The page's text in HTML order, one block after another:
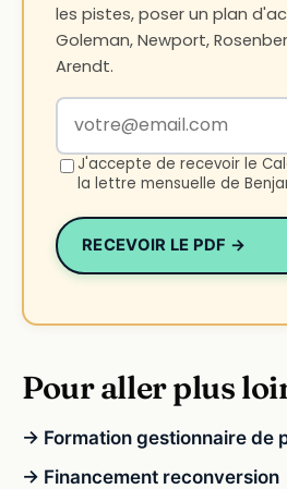
les pistes, poser un plan
Goleman, Newport,
Arendt.
Votre adresse email
J'accepte de recevoir le
la lettre mensuelle de
RECEVOIR LE PDF →
Pour aller plus
→ Formation gestionnaire de
→ Financement reconversion